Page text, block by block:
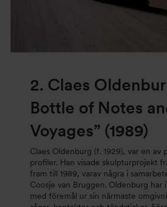
2. Claes
Bottle of Notes
Voyages” (1989)
Claes Oldenburg (f. 1929), var en av
profiler. Han visade skulpturprojekt
fram till 1989, varav några i
Coosje van Bruggen. Oldenburg har
med föremål ur sin närmaste